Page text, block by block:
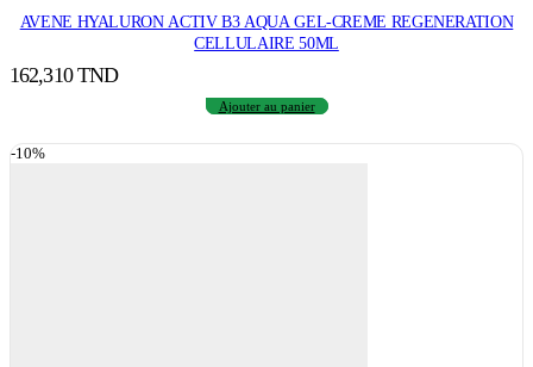
AVENE HYALURON ACTIV B3 AQUA GEL-CREME REGENERATION
CELLULAIRE 50ML
162,310TND
Ajouter au panier
-10%